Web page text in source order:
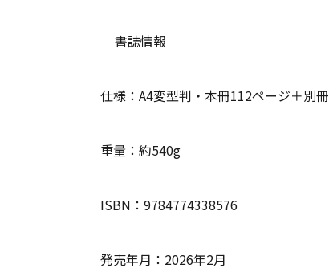
書誌情報
仕様：A4変型判・本冊112ページ＋別
重量：約540g
ISBN：9784774338576
発売年月：2026年2月